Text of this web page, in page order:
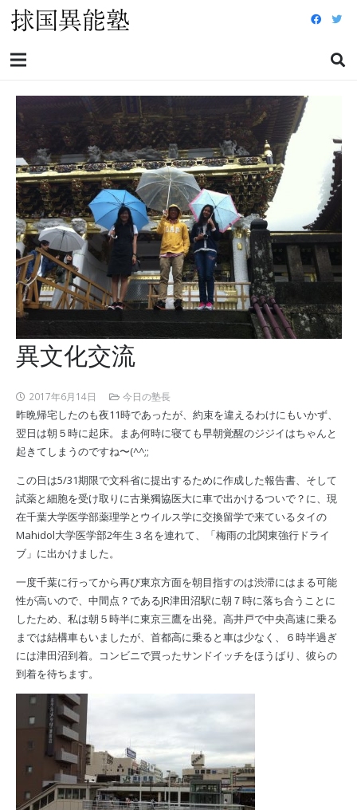
異文化交流
2017年6月14日 今日の塾長
昨晩帰宅したのも夜11時であったが、約束を違えるわけにもいかず、
翌日は朝５時に起床。まあ何時に寝ても早朝覚醒のジジイはちゃんと
起きてしまうのですね〜(^^;;
この日は5/31期限で文科省に提出するために作成した報告書、そして
試薬と細胞を受け取りに古巣獨協医大に車で出かけるついで？に、現
在千葉大学医学部薬理学とウイルス学に交換留学で来ているタイの
Mahidol大学医学部2年生３名を連れて、「梅雨の北関東強行ドライ
ブ」に出かけました。
一度千葉に行ってから再び東京方面を朝目指すのは渋滞にはまる可能
性が高いので、中間点？であるJR津田沼駅に朝７時に落ち合うことに
したため、私は朝５時半に東京三鷹を出発。高井戸で中央高速に乗る
までは結構車もいましたが、首都高に乗ると車は少なく、６時半過ぎ
には津田沼到着。コンビニで買ったサンドイッチをほうばり、彼らの
到着を待ちます。